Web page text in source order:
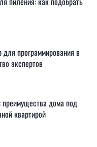
программирования в
экспертов
преимущества дома под
квартирой